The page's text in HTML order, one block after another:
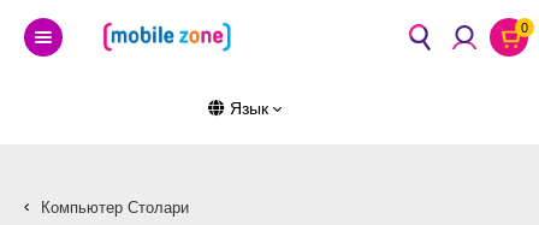
0
Язык
Компьютер Столари